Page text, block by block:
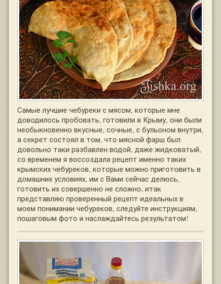
Самые лучшие чебуреки с мясом, которые мне
доводилось пробовать, готовили в Крыму, они были
необыкновенно вкусные, сочные, с бульоном внутри,
а секрет состоял в том, что мясной фарш был
довольно таки разбавлен водой, даже жидковатый,
со временем я воссоздала рецепт именно таких
крымских чебуреков, которые можно приготовить в
домашних условиях, им с Вами сейчас делюсь,
готовить их совершенно не сложно, итак
представляю проверенный рецепт идеальных в
моем понимании чебуреков, следуйте инструкциям,
пошаговым фото и наслаждайтесь результатом!